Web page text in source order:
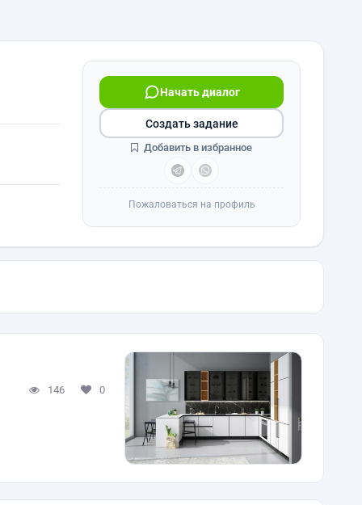
Начать диалог
Создать задание
Добавить в избранное
Пожаловаться на профиль
146 0